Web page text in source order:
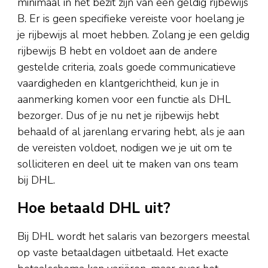
B. Er is geen specifieke vereiste voor hoelang je
je rijbewijs al moet hebben. Zolang je een geldig
rijbewijs B hebt en voldoet aan de andere
gestelde criteria, zoals goede communicatieve
vaardigheden en klantgerichtheid, kun je in
aanmerking komen voor een functie als DHL
bezorger. Dus of je nu net je rijbewijs hebt
behaald of al jarenlang ervaring hebt, als je aan
de vereisten voldoet, nodigen we je uit om te
solliciteren en deel uit te maken van ons team
bij DHL.
Hoe betaald DHL uit?
Bij DHL wordt het salaris van bezorgers meestal
op vaste betaaldagen uitbetaald. Het exacte